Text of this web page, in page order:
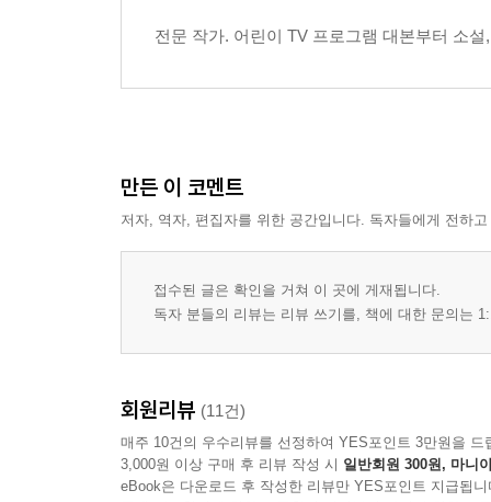
전문 작가. 어린이 TV 프로그램 대본부터 소
만든 이 코멘트
저자, 역자, 편집자를 위한 공간입니다. 독자들에게 전하
접수된 글은 확인을 거쳐 이 곳에 게재됩니다.
독자 분들의 리뷰는 리뷰 쓰기를, 책에 대한 문의는
회원리뷰 (11건)
매주 10건의 우수리뷰를 선정하여 YES포인트 3만원을 드
3,000원 이상 구매 후 리뷰 작성 시 일반회원 300원, 마니
eBook은 다운로드 후 작성한 리뷰만 YES포인트 지급됩니